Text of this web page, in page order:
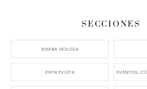
SECCIONES
BIMBA GOLOSA
ENTREVISTA